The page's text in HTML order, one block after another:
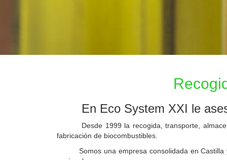
En Eco System XXI le
Desde 1999 la recogida, transporte,
fabricación de biocombustibles.
Somos una empresa consolidada en Castilla y